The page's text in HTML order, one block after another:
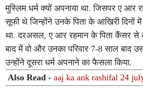
मुस्लिम धर्म क्यों अपनाया था. जिसपर ए आर
सूफी थे जिन्होंने उनके पिता के आखिरी दिनों
था. दरअसल, ए आर रहमान के पिता कैंसर से
बाद में वो और उनका परिवार 7-8 साल बाद
उन्होंने दूसरा धर्म अपनाने का फैसला किया.
Also Read -aaj ka ank rashifal 24
बढ़ेगी मधुरता और पूरे होंगे कार्य जानें अपना